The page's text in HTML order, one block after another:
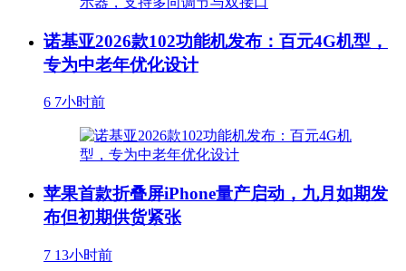
诺基亚2026款102功能机发布：百元4G机型，
专为中老年优化设计
6 7小时前
苹果首款折叠屏iPhone量产启动，九月如期发
布但初期供货紧张
7 13小时前